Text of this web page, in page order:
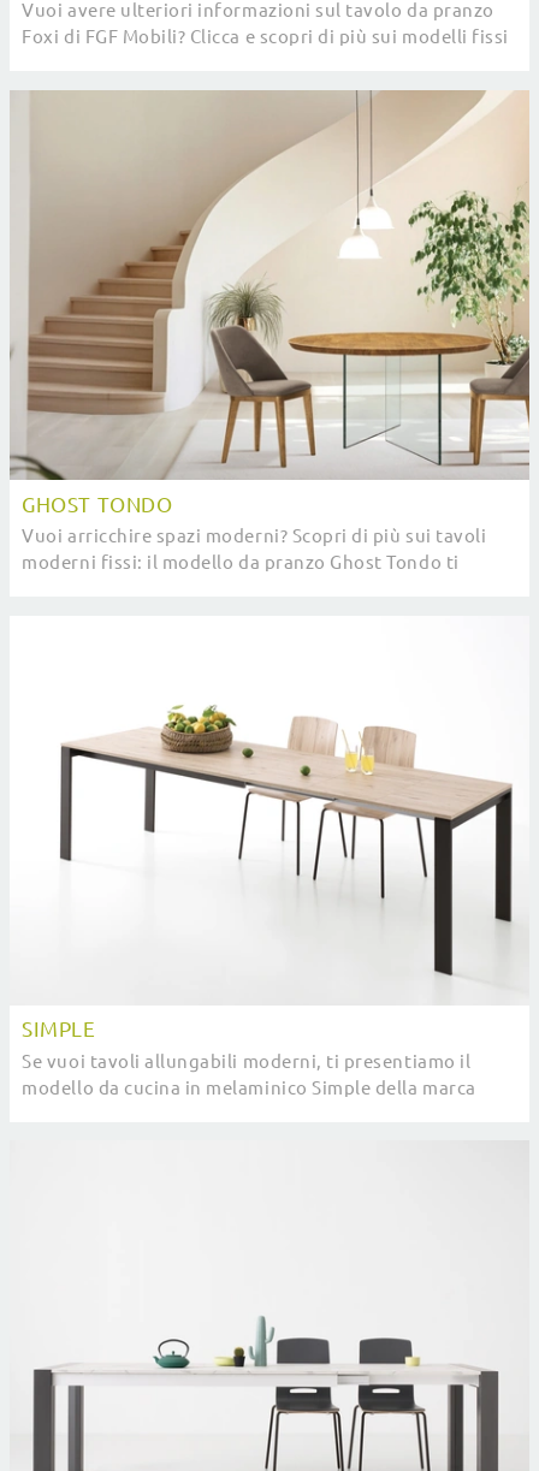
Vuoi avere ulteriori informazioni sul tavolo da pranzo
Foxi di FGF Mobili? Clicca e scopri di più sui modelli fissi
GHOST TONDO
Vuoi arricchire spazi moderni? Scopri di più sui tavoli
moderni fissi: il modello da pranzo Ghost Tondo ti
SIMPLE
Se vuoi tavoli allungabili moderni, ti presentiamo il
modello da cucina in melaminico Simple della marca